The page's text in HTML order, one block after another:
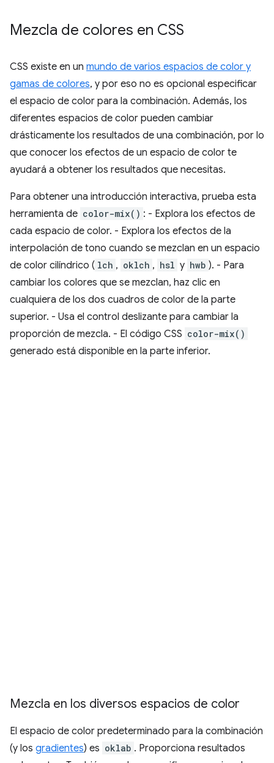
Mezcla de colores en CSS
CSS existe en un mundo de varios espacios de color y
gamas de colores, y por eso no es opcional especificar
el espacio de color para la combinación. Además, los
diferentes espacios de color pueden cambiar
drásticamente los resultados de una combinación, por lo
que conocer los efectos de un espacio de color te
ayudará a obtener los resultados que necesitas.
Para obtener una introducción interactiva, prueba esta
herramienta de color-mix() : - Explora los efectos de
cada espacio de color. - Explora los efectos de la
interpolación de tono cuando se mezclan en un espacio
de color cilíndrico ( lch , oklch , hsl y hwb ). - Para
cambiar los colores que se mezclan, haz clic en
cualquiera de los dos cuadros de color de la parte
superior. - Usa el control deslizante para cambiar la
proporción de mezcla. - El código CSS color-mix()
generado está disponible en la parte inferior.
Mezcla en los diversos espacios de color
El espacio de color predeterminado para la combinación
(y los gradientes) es oklab . Proporciona resultados